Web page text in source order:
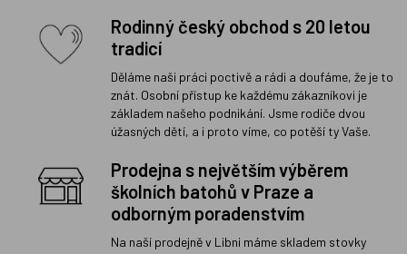
Rodinný český obchod s 20 letou
tradicí
Děláme naši práci poctivě a rádi a doufáme, že je to
znát. Osobní přístup ke každému zákazníkovi je
základem našeho podnikání. Jsme rodiče dvou
úžasných dětí, a i proto víme, co potěší ty Vaše.
Prodejna s největším výběrem
školních batohů v Praze a
odborným poradenstvím
Na naší prodejně v Libni máme skladem stovky